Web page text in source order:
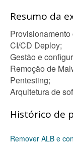
Resumo da
CI/CD Deploy;
Gestão e
Remoção de
Pentesting;
Arquitetura de
Histórico de
Remover ALB e